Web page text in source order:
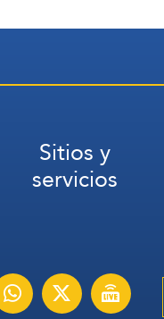
Sitios y
servicios